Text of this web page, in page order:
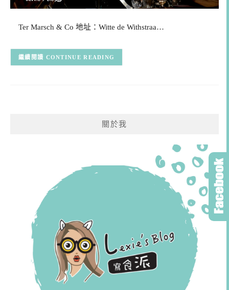
Ter Marsch & Co 地址：Witte de Withstraa…
CONTINUE READING
關於我